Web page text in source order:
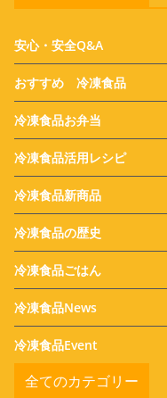
安心・安全Q&A
おすすめ 冷凍食品
冷凍食品お弁当
冷凍食品活用レシピ
冷凍食品新商品
冷凍食品の歴史
冷凍食品ごはん
冷凍食品News
冷凍食品Event
全てのカテゴリー